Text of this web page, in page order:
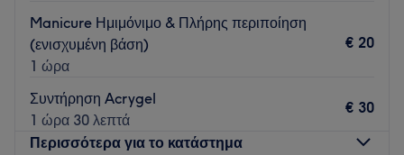
Manicure Ημιμόνιμο & Πλήρης περιποίηση
(ενισχυμένη βάση)
1 ώρα
€ 20
Συντήρηση Acrygel
1 ώρα 30 λεπτά
€ 30
Περισσότερα για το κατάστημα